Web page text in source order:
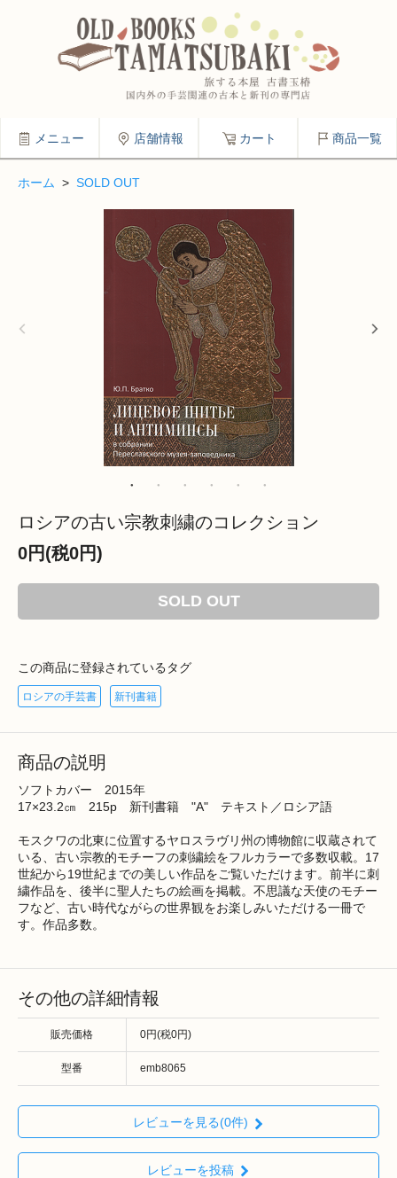
メニュー 店舗情報 カート 商品一覧
ホーム > SOLD OUT
ロシアの古い宗教刺繍のコレクション
0円(税0円)
SOLD OUT
この商品に登録されているタグ
ロシアの手芸書 新刊書籍
商品の説明
ソフトカバー 2015年
17×23.2㎝ 215p 新刊書籍 "A" テキスト／ロシア語
モスクワの北東に位置するヤロスラヴリ州の博物館に収蔵されて
いる、古い宗教的モチーフの刺繍絵をフルカラーで多数収載。17
世紀から19世紀までの美しい作品をご覧いただけます。前半に刺
繍作品を、後半に聖人たちの絵画を掲載。不思議な天使のモチー
フなど、古い時代ながらの世界観をお楽しみいただける一冊で
す。作品多数。
その他の詳細情報
販売価格 0円(税0円)
型番 emb8065
レビューを見る(0件)
レビューを投稿